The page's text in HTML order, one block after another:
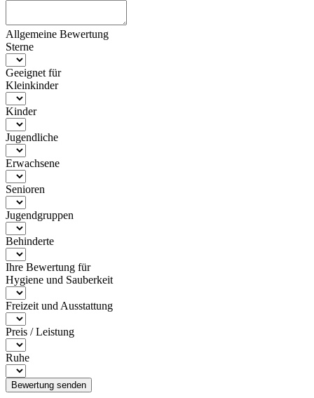
Allgemeine Bewertung
Sterne
Geeignet für
Kleinkinder
Kinder
Jugendliche
Erwachsene
Senioren
Jugendgruppen
Behinderte
Ihre Bewertung für
Hygiene und Sauberkeit
Freizeit und Ausstattung
Preis / Leistung
Ruhe